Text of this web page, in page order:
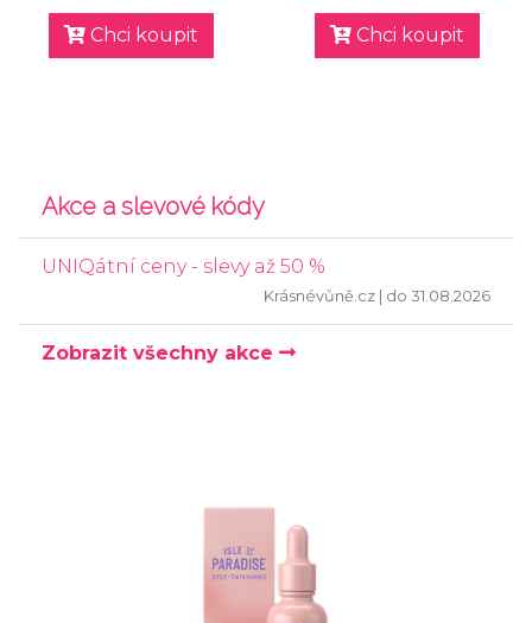
Chci koupit Chci koupit
Akce a slevové kódy
UNIQátní ceny - slevy až 50 %
Krásnévůně.cz | do 31.08.2026
Zobrazit všechny akce